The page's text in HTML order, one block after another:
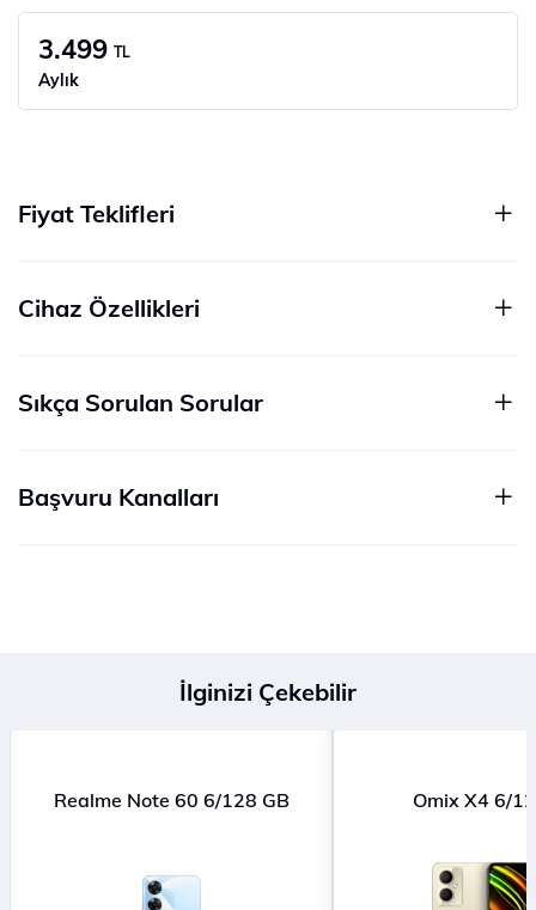
3.499 TL
Aylık
Fiyat Teklifleri
Cihaz Özellikleri
Sıkça Sorulan Sorular
Başvuru Kanalları
İlginizi Çekebilir
Realme Note 60 6/128 GB Omix X4 6/